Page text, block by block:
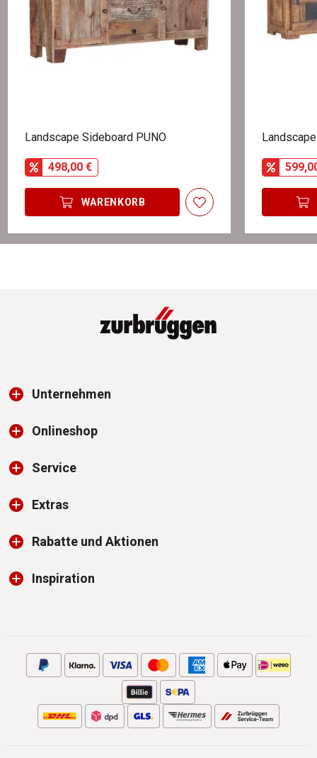
Landscape Sideboard PUNO
498,00 €
WARENKORB
Unternehmen
Onlineshop
Service
Extras
Rabatte und Aktionen
Inspiration